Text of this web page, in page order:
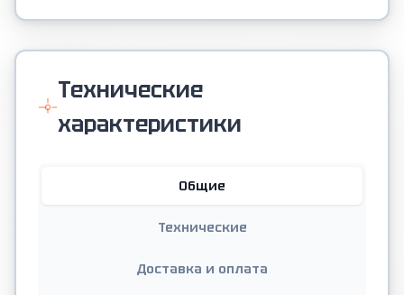
Технические
характеристики
Общие
Технические
Доставка и оплата